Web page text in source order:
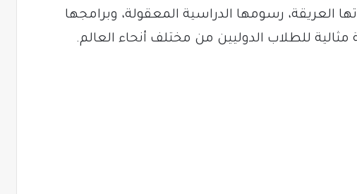
العريقة، رسومها الدراسية المعقولة، وبرامجها
للطلاب الدوليين من مختلف أنحاء العالم.